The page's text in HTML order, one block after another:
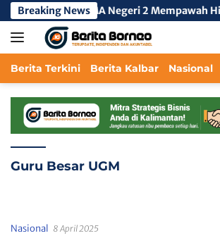
Langsung
ke
konten
Breaking News
Tengah 3 di SMA Negeri 2 Mempawah Hilir
Berita Terkini Berita Kalbar Nasional
Guru Besar UGM
Nasional 8 April 2025